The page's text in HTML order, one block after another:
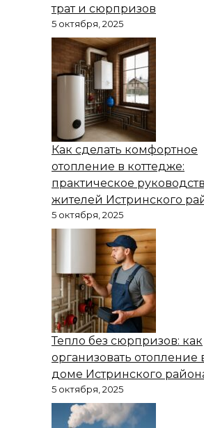
трат и сюрпризов
5 октября, 2025
Как сделать комфортное
отопление в коттедже:
практическое
жителей Истринского
5 октября, 2025
Тепло без сюрпризов: как
организовать отопление
доме Истринского
5 октября, 2025